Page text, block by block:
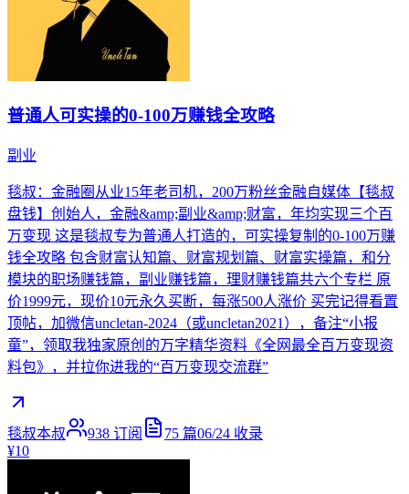
普通人可实操的0-100万赚钱全攻略
副业
毯叔：金融圈从业15年老司机，200万粉丝金融自媒体【毯叔
盘钱】创始人，金融&amp;副业&amp;财富，年均实现三个百
万变现 这是毯叔专为普通人打造的，可实操复制的0-100万赚
钱全攻略 包含财富认知篇、财富规划篇、财富实操篇，和分
模块的职场赚钱篇，副业赚钱篇，理财赚钱篇共六个专栏 原
价1999元，现价10元永久买断，每涨500人涨价 买完记得看置
顶帖，加微信uncletan-2024（或uncletan2021），备注“小报
童”，领取我独家原创的万字精华资料《全网最全百万变现资
料包》，并拉你进我的“百万变现交流群”
毯叔本叔 938 订阅 75 篇06/24 收录
¥10